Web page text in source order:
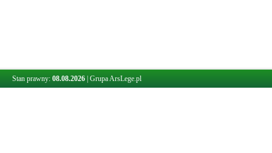
Stan prawny: 08.08.2026 Grupa ArsLege.pl